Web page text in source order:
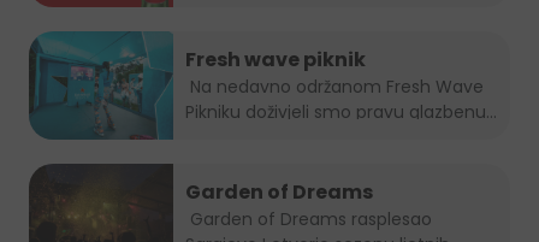
Fresh wave piknik
Pikniku doživjeli smo pravu glazbenu...
Garden of Dreams